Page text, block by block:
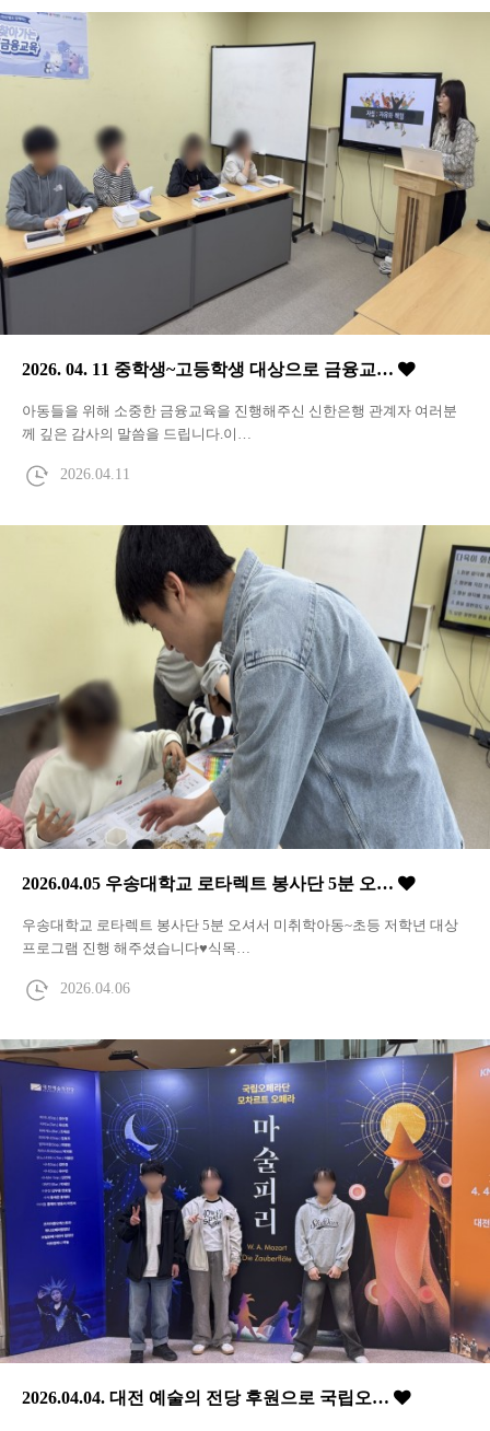
2026. 04. 11 중학생~고등학생 대상으로 금융교…
아동들을 위해 소중한 금융교육을 진행해주신 신한은행 관계자 여러분
께 깊은 감사의 말씀을 드립니다.이…
2026.04.11
2026.04.05 우송대학교 로타렉트 봉사단 5분 오…
우송대학교 로타렉트 봉사단 5분 오셔서 미취학아동~초등 저학년 대상
프로그램 진행 해주셨습니다♥식목…
2026.04.06
2026.04.04. 대전 예술의 전당 후원으로 국립오…